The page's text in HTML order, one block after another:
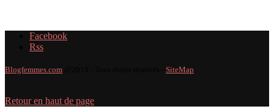
Facebook
Rss
Blogfemmes.com SiteMap
Retour en haut de page